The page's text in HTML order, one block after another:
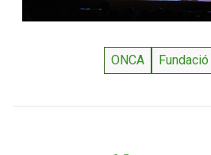
ONCA Fundació